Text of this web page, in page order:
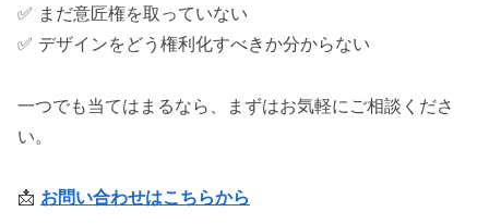
✅ まだ意匠権を取っていない
✅ デザインをどう権利化すべきか分からない
一つでも当てはまるなら、まずはお気軽にご相談くださ
い。
📩 お問い合わせはこちらから